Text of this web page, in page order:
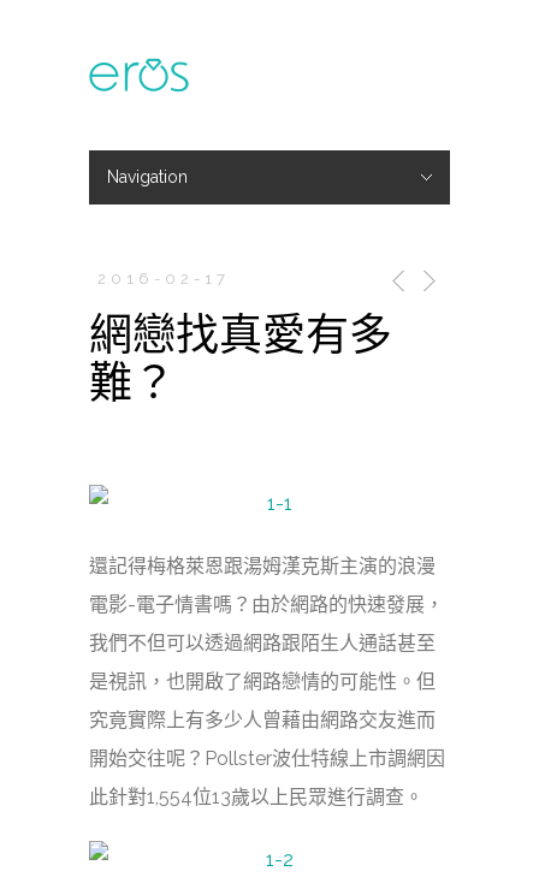
Navigation
2016-02-17
網戀找真愛有多
難？
還記得梅格萊恩跟湯姆漢克斯主演的浪漫
電影-電子情書嗎？由於網路的快速發展，
我們不但可以透過網路跟陌生人通話甚至
是視訊，也開啟了網路戀情的可能性。但
究竟實際上有多少人曾藉由網路交友進而
開始交往呢？Pollster波仕特線上市調網因
此針對1,554位13歲以上民眾進行調查。